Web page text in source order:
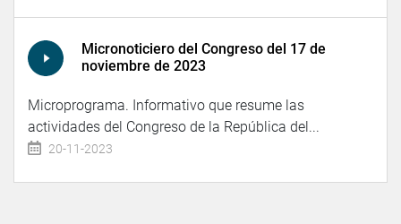
Micronoticiero del Congreso del 17 de
noviembre de 2023
Microprograma. Informativo que resume las
actividades del Congreso de la República del...
20-11-2023